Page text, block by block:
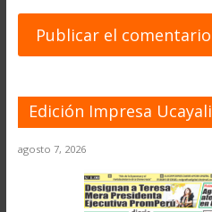
Edición Impresa Ucayali
agosto 7, 2026